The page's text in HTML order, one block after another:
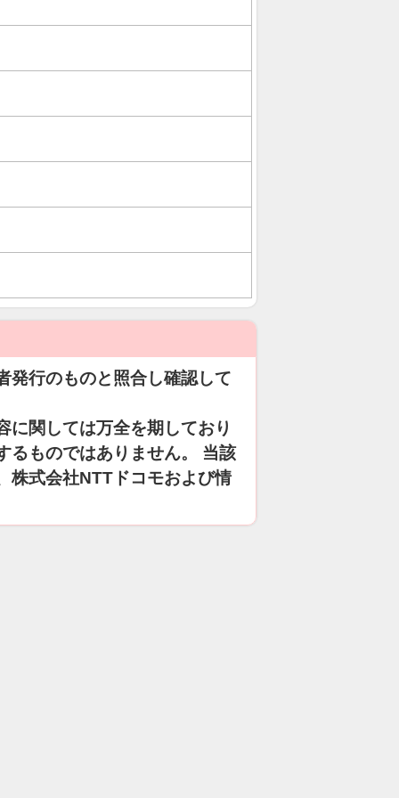
発行のものと照合し確認して
に関しては万全を期しており
るものではありません。 当該
株式会社NTTドコモおよび情